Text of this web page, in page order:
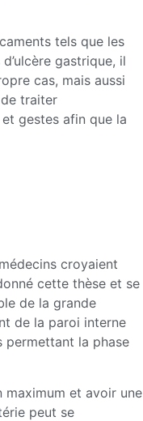
tels que les
gastrique, il
cas, mais aussi
de traiter
gestes afin que la
croyaient
cette thèse et se
de la grande
de la paroi interne
permettant la phase
maximum et avoir une
peut se